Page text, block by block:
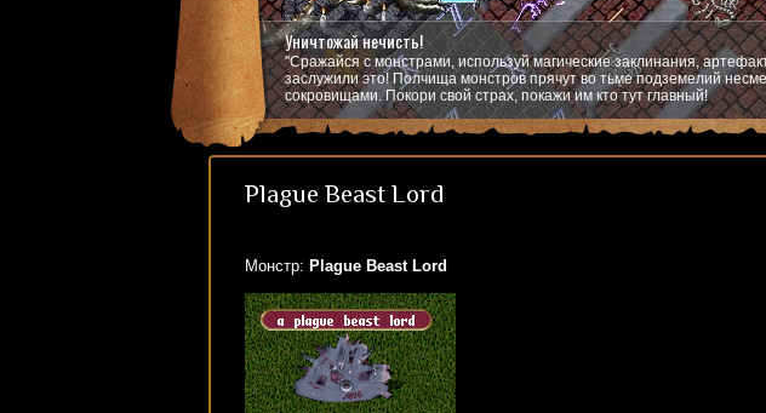
Уничтожай нечисть!
"Сражайся с монстрами, используй магические заклинания,
заслужили это! Полчища монстров прячут во тьме подземелий
сокровищами. Покори свой страх, покажи им кто тут главный!
Plague Beast Lord
Монстр: Plague Beast Lord